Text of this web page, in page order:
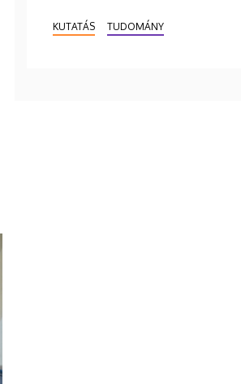
KUTATÁS TUDOMÁNY